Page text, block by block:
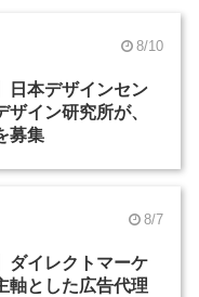
8/10
日本デザインセン
ザイン研究所が、
募集
8/7
ダイレクトマーケ
軸とした広告代理